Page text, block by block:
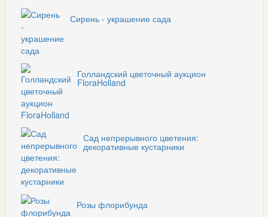
Сирень - украшение сада
Голландский цветочный аукцион
FloraHolland
Сад непрерывного цветения:
декоративные кустарники
Розы флорибунда